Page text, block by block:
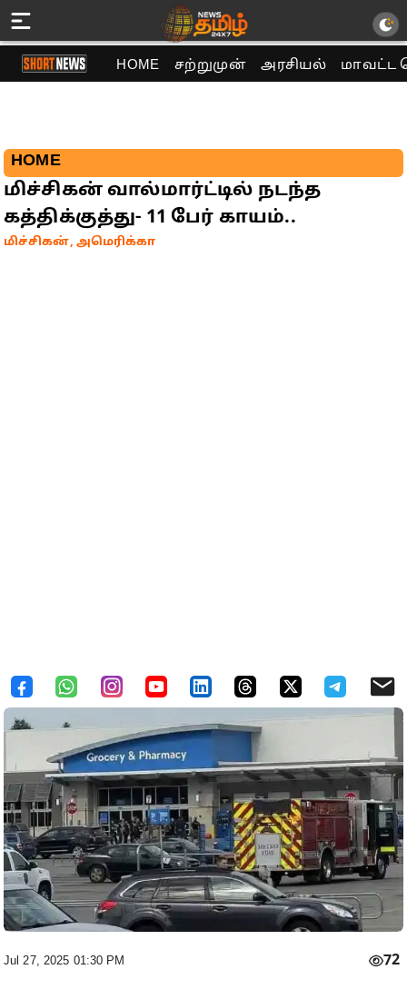
HOME சற்றுமுன் அரசியல் மாவட்ட
HOME
மிச்சிகன் வால்மார்ட்டில் நடந்த
கத்திக்குத்து- 11 பேர் காயம்..
மிச்சிகன், அமெரிக்கா
Jul 27, 2025 01:30 PM 72